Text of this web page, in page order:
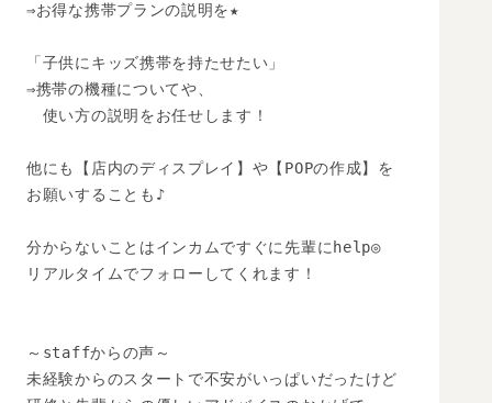
⇒お得な携帯プランの説明を★
「子供にキッズ携帯を持たせたい」
⇒携帯の機種についてや、
使い方の説明をお任せします！
他にも【店内のディスプレイ】や【POPの作成】を
お願いすることも♪
分からないことはインカムですぐに先輩にhelp◎
リアルタイムでフォローしてくれます！
～staffからの声～
未経験からのスタートで不安がいっぱいだったけど